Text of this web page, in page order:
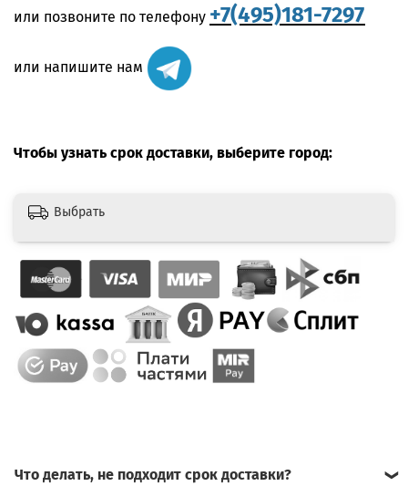
или позвоните по телефону +7(495)181-7297
или напишите нам
Чтобы узнать срок доставки, выберите город:
Выбрать